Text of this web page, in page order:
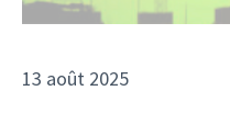
13 août 2025